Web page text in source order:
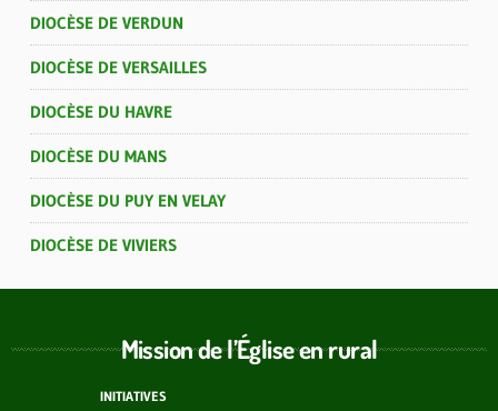
DIOCÈSE DE VERDUN
DIOCÈSE DE VERSAILLES
DIOCÈSE DU HAVRE
DIOCÈSE DU MANS
DIOCÈSE DU PUY EN VELAY
DIOCÈSE DE VIVIERS
Mission de l’Église en rural
INITIATIVES